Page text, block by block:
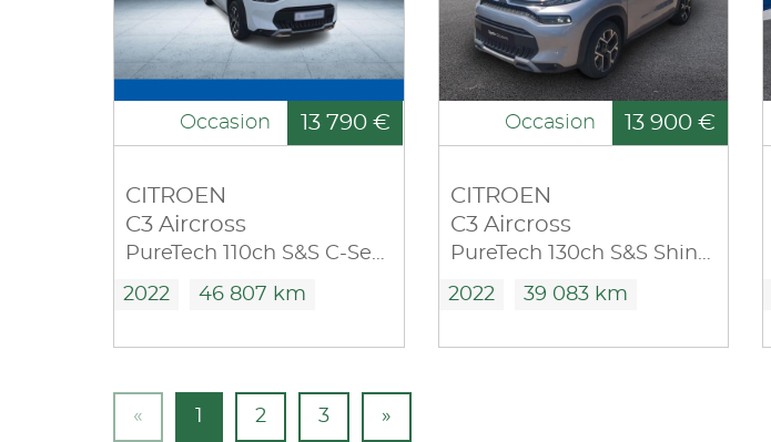
Occasion 13 790 €
CITROEN
C3 Aircross
PureTech 110ch S&S C-Series 2022
2022 46 807 km
Occasion 13 900 €
CITROEN
C3 Aircross
PureTech 130ch S&S Shine Pack EAT6
2022 39 083 km
« 2 3 »